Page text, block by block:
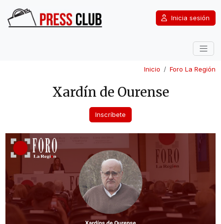
Inicia sesión
Inicio Foro La Región
Xardín de Ourense
Inscríbete